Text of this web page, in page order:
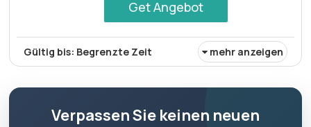
Get Angebot
Gültig bis: Begrenzte Zeit
mehr anzeigen
dem Flugladen-gutschein einen rabatt von 10€ sichern
registrierung sparen.
Verpassen Sie keinen neuen